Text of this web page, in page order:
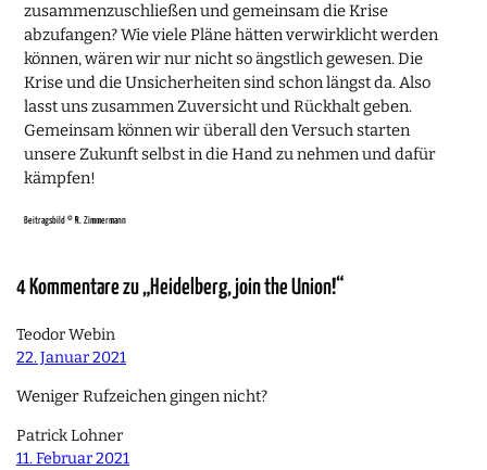
zusammenzuschließen und gemeinsam die Krise
abzufangen? Wie viele Pläne hätten verwirklicht werden
können, wären wir nur nicht so ängstlich gewesen. Die
Krise und die Unsicherheiten sind schon längst da. Also
lasst uns zusammen Zuversicht und Rückhalt geben.
Gemeinsam können wir überall den Versuch starten
unsere Zukunft selbst in die Hand zu nehmen und dafür
kämpfen!
Beitragsbild © R. Zimmermann
4 Kommentare zu „Heidelberg, join the Union!“
Teodor Webin
22. Januar 2021
Weniger Rufzeichen gingen nicht?
Patrick Lohner
11. Februar 2021